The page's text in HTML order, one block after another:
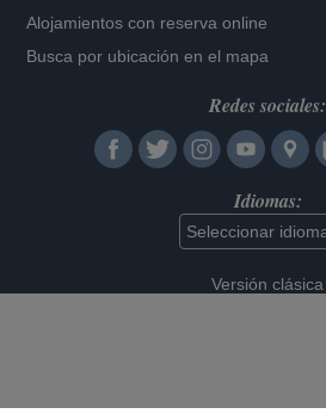
Alojamientos con reserva online
Busca por ubicación en el mapa
Redes sociales:
Idiomas:
Versión clásica